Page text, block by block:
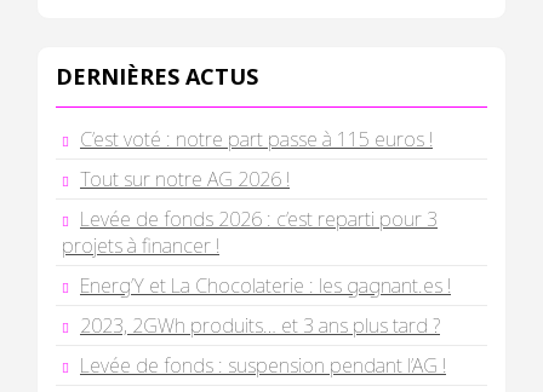
DERNIÈRES ACTUS
C’est voté : notre part passe à 115 euros !
Tout sur notre AG 2026 !
Levée de fonds 2026 : c’est reparti pour 3
projets à financer !
Energ’Y et La Chocolaterie : les gagnant.es !
2023, 2GWh produits… et 3 ans plus tard ?
Levée de fonds : suspension pendant l’AG !